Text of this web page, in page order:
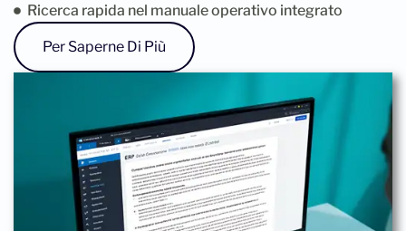
Ricerca rapida nel manuale operativo integrato
Per Saperne Di Più